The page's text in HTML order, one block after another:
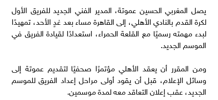
يصل المغربي الحسين عموتة، المدير الفني الجديد للفريق الأول
لكرة القدم بالنادي الأهلي، إلى القاهرة مساء بعد غدٍ الأحد، تمهيدًا
لبدء مهمته رسميًا مع القلعة الحمراء، استعدادًا لقيادة الفريق في
الموسم الجديد.
ومن المقرر أن يعقد الأهلي مؤتمرًا صحفيًا لتقديم عموتة إلى
وسائل الإعلام، قبل أن يقود أولى مراحل إعداد الفريق للموسم
الجديد، عقب إعلان التعاقد معه لمدة موسمين.